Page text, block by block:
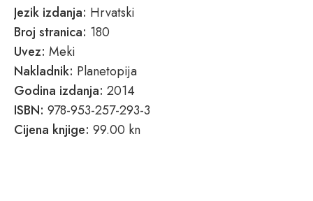
Jezik izdanja: Hrvatski
Broj stranica: 180
Uvez: Meki
Nakladnik: Planetopija
Godina izdanja: 2014
ISBN: 978-953-257-293-3
Cijena knjige: 99.00 kn